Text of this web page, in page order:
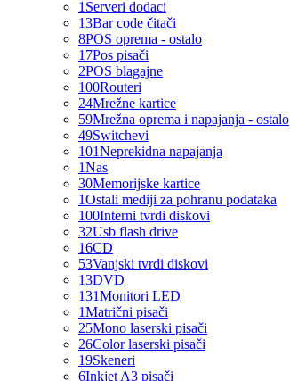
1 Serveri dodaci
13Bar code čitači
8POS oprema - ostalo
17Pos pisači
2POS blagajne
100Routeri
24Mrežne kartice
59Mrežna oprema i napajanja - ostalo
49Switchevi
101Neprekidna napajanja
1Nas
30Memorijske kartice
1Ostali mediji za pohranu podataka
100Interni tvrdi diskovi
32Usb flash drive
16CD
53Vanjski tvrdi diskovi
13DVD
131Monitori LED
1Matrični pisači
25Mono laserski pisači
26Color laserski pisači
19Skeneri
6Inkjet A3 pisači